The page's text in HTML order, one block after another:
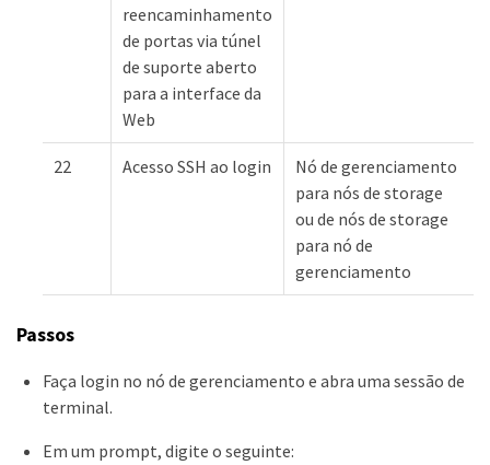
reencaminhamento
de portas via túnel
de suporte aberto
para a interface da
Web
22 Acesso SSH ao login
Nó de gerenciamento
para nós de storage
ou de nós de storage
para nó de
gerenciamento
Passos
Faça login no nó de gerenciamento e abra uma sessão de
terminal.
Em um prompt, digite o seguinte: